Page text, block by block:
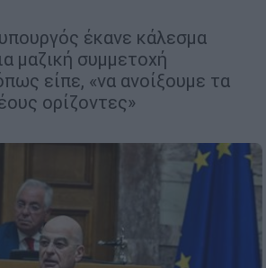
έκανε κάλεσμα
μαζική συμμετοχή
είπε, «να ανοίξουμε τα
ορίζοντες»